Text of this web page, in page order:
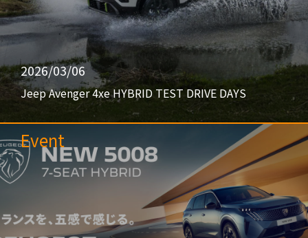
2026/03/06
Jeep Avenger 4xe HYBRID TEST DRIVE DAYS
Event